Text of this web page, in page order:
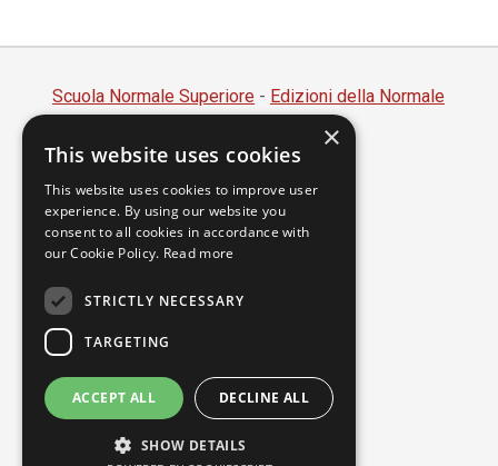
Scuola Normale Superiore - Edizioni della Normale
Piazza dei Cavalieri, 7 - 56126 Pisa
Codice fiscale 80005050507
Partita IVA 00420000507
segreteria.annali@sns.it
Accessibilità
Privacy
×
This website uses cookies
This website uses cookies to improve user
experience. By using our website you
consent to all cookies in accordance with
our Cookie Policy. Read more
STRICTLY NECESSARY
TARGETING
ACCEPT ALL DECLINE ALL
SHOW DETAILS